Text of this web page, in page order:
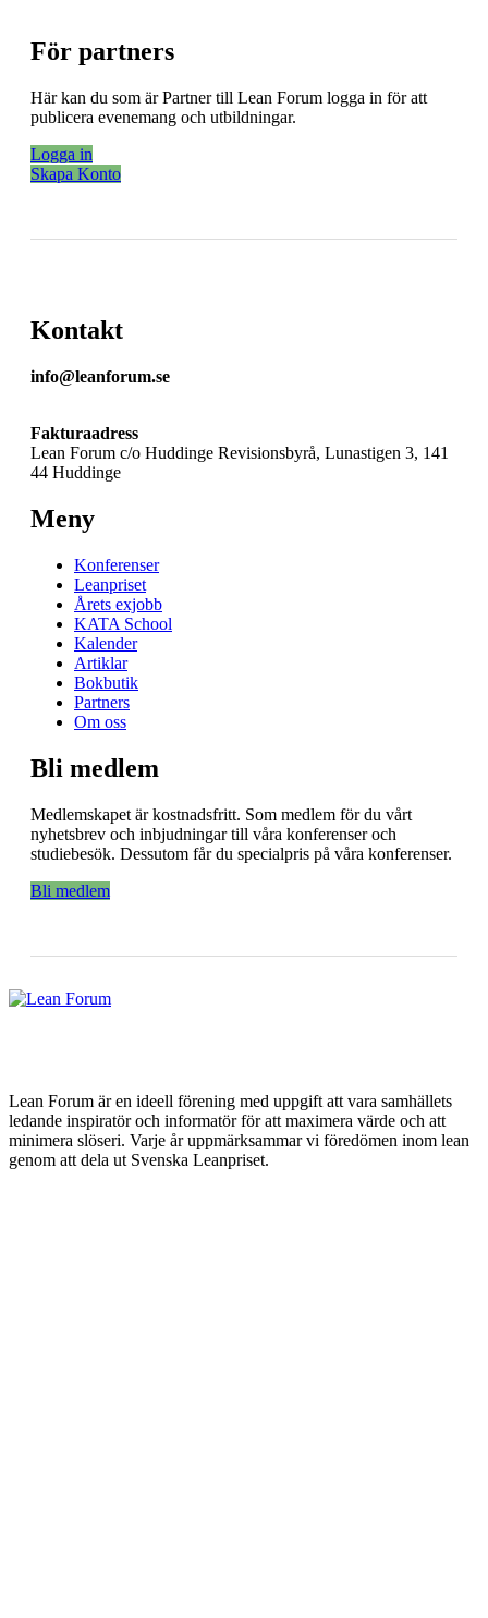
För partners
Här kan du som är Partner till Lean Forum logga in för att
publicera evenemang och utbildningar.
Logga in
Skapa Konto
Kontakt
info@leanforum.se
Fakturaadress
Lean Forum c/o Huddinge Revisionsbyrå, Lunastigen 3, 141
44 Huddinge
Meny
Konferenser
Leanpriset
Årets exjobb
KATA School
Kalender
Artiklar
Bokbutik
Partners
Om oss
Bli medlem
Medlemskapet är kostnadsfritt. Som medlem för du vårt
nyhetsbrev och inbjudningar till våra konferenser och
studiebesök. Dessutom får du specialpris på våra konferenser.
Bli medlem
Lean Forum är en ideell förening med uppgift att vara samhällets
ledande inspiratör och informatör för att maximera värde och att
minimera slöseri. Varje år uppmärksammar vi föredömen inom lean
genom att dela ut Svenska Leanpriset.